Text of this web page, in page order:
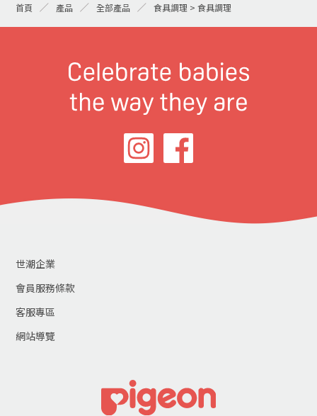
首頁 產品 全部產品 食具調理 > 食具調理
世潮企業
會員服務條款
客服專區
網站導覽